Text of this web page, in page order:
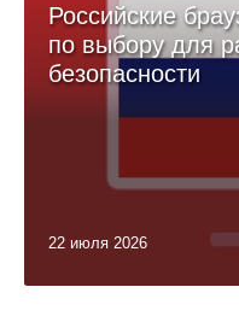
Российские
по выбору для
безопасности
22 июля 2026